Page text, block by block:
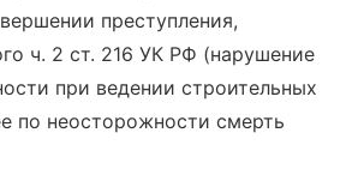
преступления,
ч. 2 ст. 216 УК РФ (нарушение
при ведении строительных
по неосторожности смерть